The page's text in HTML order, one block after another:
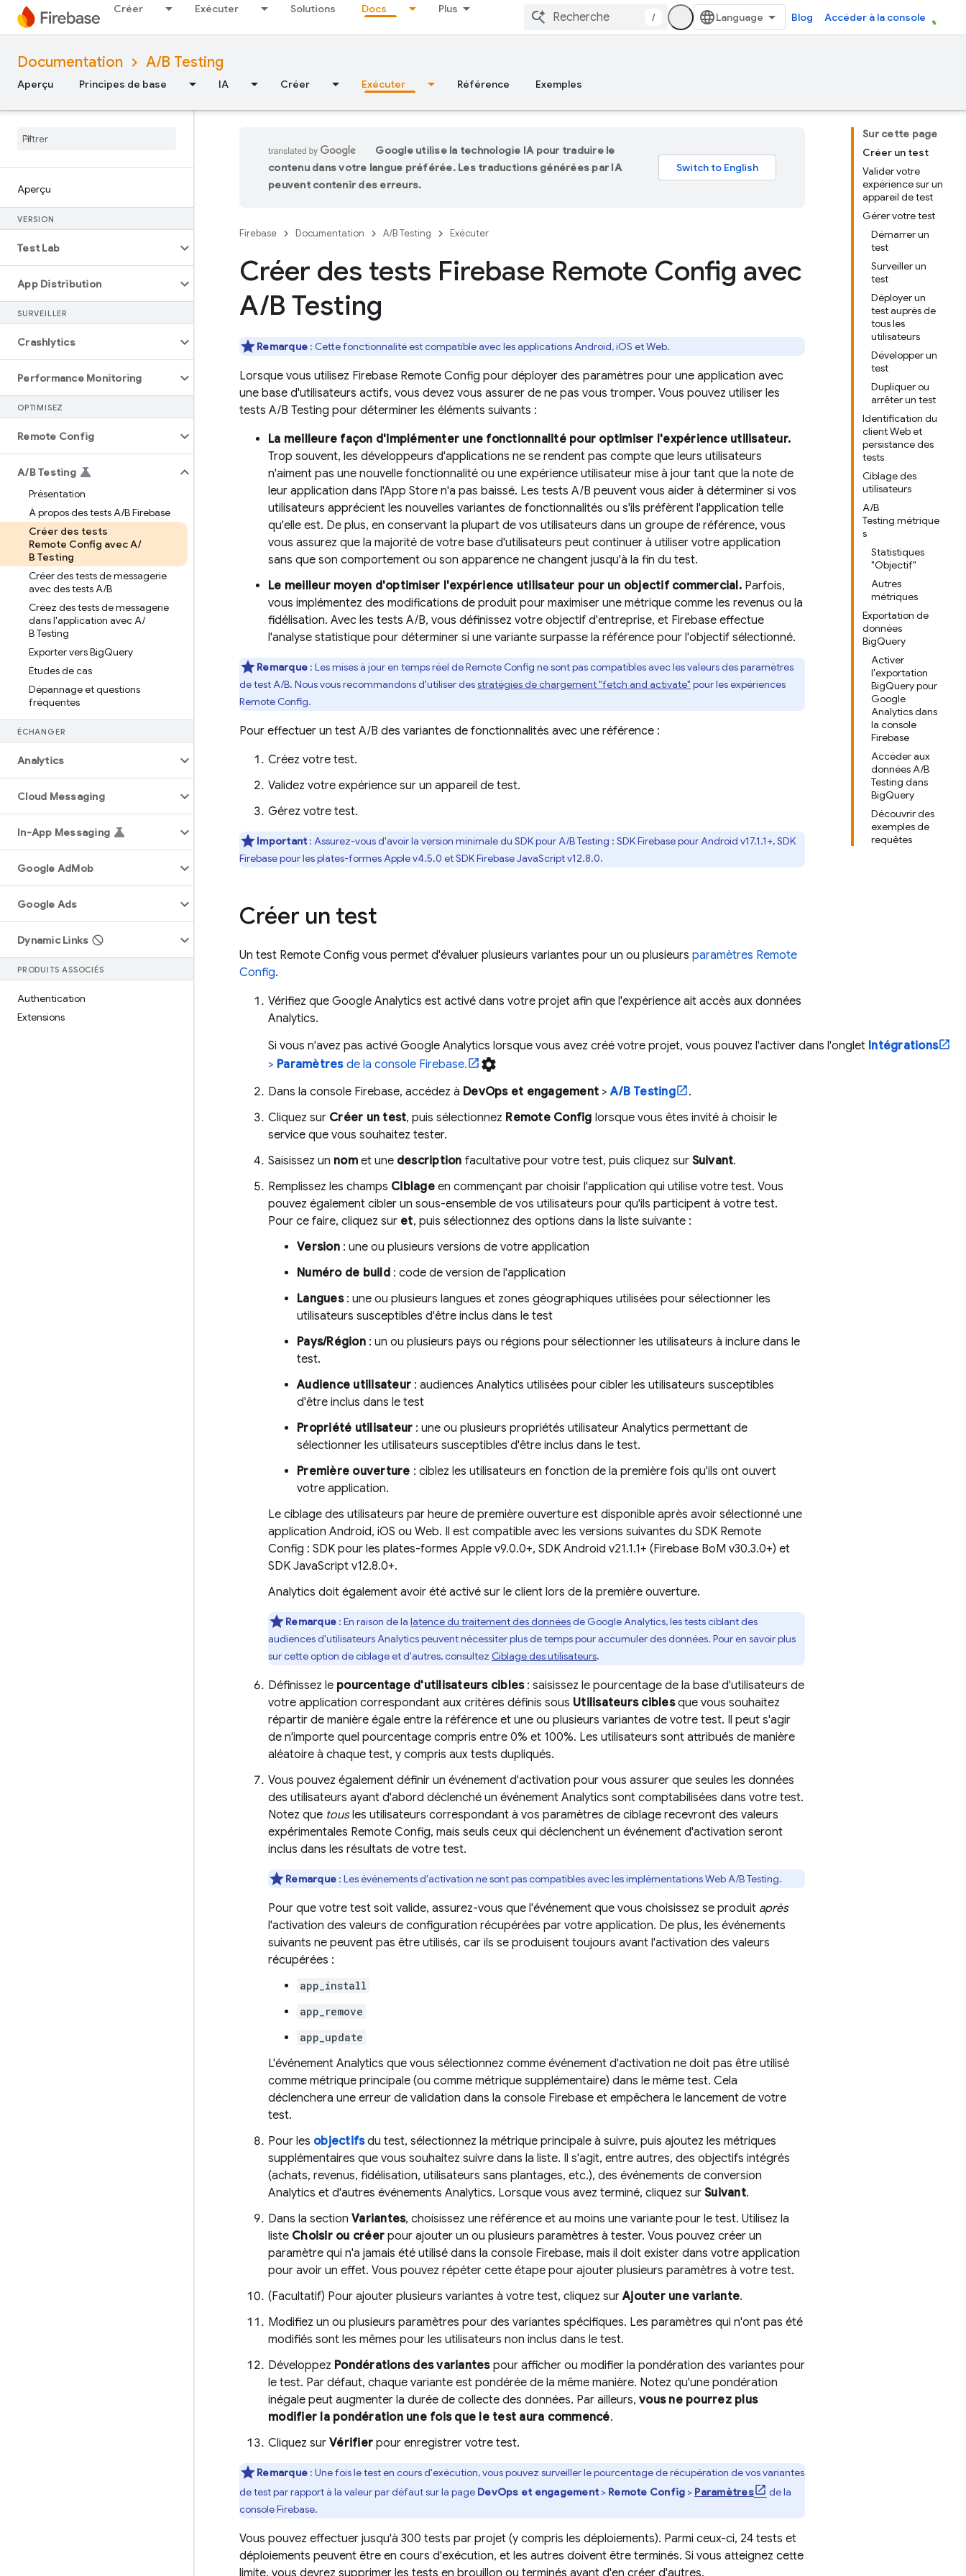
Créer Exécuter Solutions Docs Plus
/ Blog Accéder à la console
Documentation A/B Testing
Aperçu Principes de base IA Créer Exécuter Référence Exemples
Aperçu
VERSION
Test Lab
App Distribution
SURVEILLER
Crashlytics
Performance Monitoring
OPTIMISEZ
Remote Config
A/B Testing
Présentation
À propos des tests A/B Firebase
Créer des tests
Remote Config avec A/
B Testing
Créer des tests de messagerie
avec des tests A/B
Créez des tests de messagerie
dans l'application avec A/
B Testing
Exporter vers BigQuery
Études de cas
Dépannage et questions
fréquentes
ÉCHANGER
Analytics
Cloud Messaging
In-App Messaging
Google AdMob
Google Ads
Dynamic Links
PRODUITS ASSOCIÉS
Authentication
Extensions
Sur cette page
Créer un test
Valider votre
expérience sur un
appareil de test
Gérer votre test
Démarrer un
test
Surveiller un
test
Déployer un
test auprès de
tous les
utilisateurs
Développer un
test
Dupliquer ou
arrêter un test
Identification du
client Web et
persistance des
tests
Ciblage des
utilisateurs
A/B
Testing métrique
s
Statistiques
"Objectif"
Autres
métriques
Exportation de
données
BigQuery
Activer
l'exportation
BigQuery pour
Google
Analytics dans
la console
Firebase
Accéder aux
données A/B
Testing dans
BigQuery
Découvrir des
exemples de
requêtes
Google utilise la technologie IA pour traduire le
contenu dans votre langue préférée. Les traductions générées par IA
peuvent contenir des erreurs.
Firebase Documentation A/B Testing Exécuter
Créer des tests Firebase Remote Config avec
A/B Testing
Remarque : Cette fonctionnalité est compatible avec les applications Android, iOS et Web.
Lorsque vous utilisez Firebase Remote Config pour déployer des paramètres pour une application avec
une base d'utilisateurs actifs, vous devez vous assurer de ne pas vous tromper. Vous pouvez utiliser les
tests A/B Testing pour déterminer les éléments suivants :
La meilleure façon d'implémenter une fonctionnalité pour optimiser l'expérience utilisateur.
Trop souvent, les développeurs d'applications ne se rendent pas compte que leurs utilisateurs
n'aiment pas une nouvelle fonctionnalité ou une expérience utilisateur mise à jour tant que la note de
leur application dans l'App Store n'a pas baissé. Les tests A/B peuvent vous aider à déterminer si vos
utilisateurs apprécient les nouvelles variantes de fonctionnalités ou s'ils préfèrent l'application telle
qu'elle est. De plus, en conservant la plupart de vos utilisateurs dans un groupe de référence, vous
vous assurez que la majorité de votre base d'utilisateurs peut continuer à utiliser votre application
sans que son comportement ou son apparence ne changent jusqu'à la fin du test.
Le meilleur moyen d'optimiser l'expérience utilisateur pour un objectif commercial.Parfois,
vous implémentez des modifications de produit pour maximiser une métrique comme les revenus ou la
fidélisation. Avec les tests A/B, vous définissez votre objectif d'entreprise, et Firebase effectue
l'analyse statistique pour déterminer si une variante surpasse la référence pour l'objectif sélectionné.
Remarque : Les mises à jour en temps réel deRemote Config ne sont pas compatibles avec les valeurs des paramètres
de test A/B. Nous vous recommandons d'utiliser desstratégies de chargement "fetch and activate" pour les expériences
Remote Config.
Pour effectuer un test A/B des variantes de fonctionnalités avec une référence :
Créez votre test.
Validez votre expérience sur un appareil de test.
Gérez votre test.
Important :Assurez-vous d'avoir la version minimale du SDK pourA/B Testing : SDKFirebasepourAndroid v17.1.1+, SDK
Firebasepour les plates-formesApplev4.5.0 et SDKFirebaseJavaScriptv12.8.0.
Créer un test
Un test Remote Config vous permet d'évaluer plusieurs variantes pour un ou plusieurs paramètres Remote
Config.
Vérifiez que Google Analytics est activé dans votre projet afin que l'expérience ait accès aux données
Analytics.
Si vous n'avez pas activé Google Analytics lorsque vous avez créé votre projet, vous pouvez l'activer dans l'onglet Intégrations
> Paramètresde la console Firebase. settings
Dans la console Firebase, accédez à DevOps et engagement >A/B Testing
.
Cliquez sur Créer un test, puis sélectionnez Remote Config lorsque vous êtes invité à choisir le
service que vous souhaitez tester.
Saisissez un nomet une description facultative pour votre test, puis cliquez sur Suivant.
Remplissez les champs Ciblageen commençant par choisir l'application qui utilise votre test. Vous
pouvez également cibler un sous-ensemble de vos utilisateurs pour qu'ils participent à votre test.
Pour ce faire, cliquez sur et, puis sélectionnez des options dans la liste suivante :
Version: une ou plusieurs versions de votre application
Numéro de build: code de version de l'application
Langues: une ou plusieurs langues et zones géographiques utilisées pour sélectionner les
utilisateurs susceptibles d'être inclus dans le test
Pays/Région: un ou plusieurs pays ou régions pour sélectionner les utilisateurs à inclure dans le
test.
Audience utilisateur : audiences Analytics utilisées pour cibler les utilisateurs susceptibles
d'être inclus dans le test
Propriété utilisateur : une ou plusieurs propriétés utilisateurAnalytics permettant de
sélectionner les utilisateurs susceptibles d'être inclus dans le test.
Première ouverture : ciblez les utilisateurs en fonction de la première fois qu'ils ont ouvert
votre application.
Le ciblage des utilisateurs par heure de première ouverture est disponible après avoir sélectionné une
application Android, iOS ou Web. Il est compatible avec les versions suivantes du SDK Remote
Config : SDK pour les plates-formes Apple v9.0.0+, SDK Android v21.1.1+ (Firebase BoM v30.3.0+) et
SDK JavaScript v12.8.0+.
Analytics doit également avoir été activé sur le client lors de la première ouverture.
Remarque : En raison de la latence du traitement des donnéesde Google Analytics, les tests ciblant des
audiences d'utilisateursAnalyticspeuvent nécessiter plus de temps pour accumuler des données. Pour en savoir plus
sur cette option de ciblage et d'autres, consultez Ciblage des utilisateurs.
Définissez le pourcentage d'utilisateurs cibles: saisissez le pourcentage de la base d'utilisateurs de
votre application correspondant aux critères définis sous Utilisateurs ciblesque vous souhaitez
répartir de manière égale entre la référence et une ou plusieurs variantes de votre test. Il peut s'agir
de n'importe quel pourcentage compris entre 0% et 100%. Les utilisateurs sont attribués de manière
aléatoire à chaque test, y compris aux tests dupliqués.
Vous pouvez également définir un événement d'activation pour vous assurer que seules les données
des utilisateurs ayant d'abord déclenché un événement Analytics sont comptabilisées dans votre test.
Notez que tousles utilisateurs correspondant à vos paramètres de ciblage recevront des valeurs
expérimentales Remote Config, mais seuls ceux qui déclenchent un événement d'activation seront
inclus dans les résultats de votre test.
Remarque : Les événements d'activation ne sont pas compatibles avec les implémentations WebA/B Testing.
Pour que votre test soit valide, assurez-vous que l'événement que vous choisissez se produit après
l'activation des valeurs de configuration récupérées par votre application. De plus, les événements
suivants ne peuvent pas être utilisés, car ils se produisent toujours avant l'activation des valeurs
récupérées :
app_install
app_remove
app_update
L'événement Analytics que vous sélectionnez comme événement d'activation ne doit pas être utilisé
comme métrique principale (ou comme métrique supplémentaire) dans le même test. Cela
déclenchera une erreur de validation dans la console Firebase et empêchera le lancement de votre
test.
Pour les objectifsdu test, sélectionnez la métrique principale à suivre, puis ajoutez les métriques
supplémentaires que vous souhaitez suivre dans la liste. Il s'agit, entre autres, des objectifs intégrés
(achats, revenus, fidélisation, utilisateurs sans plantages, etc.), des événements de conversion
Analytics et d'autres événements Analytics. Lorsque vous avez terminé, cliquez sur Suivant.
Dans la section Variantes, choisissez une référence et au moins une variante pour le test. Utilisez la
liste Choisir ou créer pour ajouter un ou plusieurs paramètres à tester. Vous pouvez créer un
paramètre qui n'a jamais été utilisé dans la console Firebase, mais il doit exister dans votre application
pour avoir un effet. Vous pouvez répéter cette étape pour ajouter plusieurs paramètres à votre test.
(Facultatif) Pour ajouter plusieurs variantes à votre test, cliquez surAjouter une variante.
Modifiez un ou plusieurs paramètres pour des variantes spécifiques. Les paramètres qui n'ont pas été
modifiés sont les mêmes pour les utilisateurs non inclus dans le test.
Développez Pondérations des variantespour afficher ou modifier la pondération des variantes pour
le test. Par défaut, chaque variante est pondérée de la même manière. Notez qu'une pondération
inégale peut augmenter la durée de collecte des données. Par ailleurs, vous ne pourrez plus
modifier la pondération une fois que le test aura commencé.
Cliquez sur Vérifier pour enregistrer votre test.
Remarque : Une fois le test en cours d'exécution, vous pouvez surveiller le pourcentage de récupération de vos variantes
de test par rapport à la valeur par défaut sur la page DevOps et engagement > Remote Config > Paramètres
de la
consoleFirebase.
Vous pouvez effectuer jusqu'à 300 tests par projet (y compris les déploiements). Parmi ceux-ci, 24 tests et
déploiements peuvent être en cours d'exécution, et les autres doivent être terminés. Si vous atteignez cette
limite, vous devrez supprimer les tests en brouillon ou terminés avant d'en créer d'autres.